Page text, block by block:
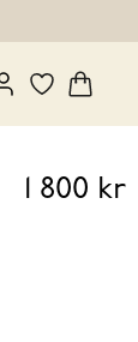
Pris
1 800 kr